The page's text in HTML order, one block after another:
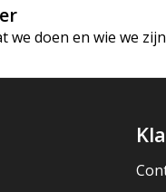
we doen en wie we